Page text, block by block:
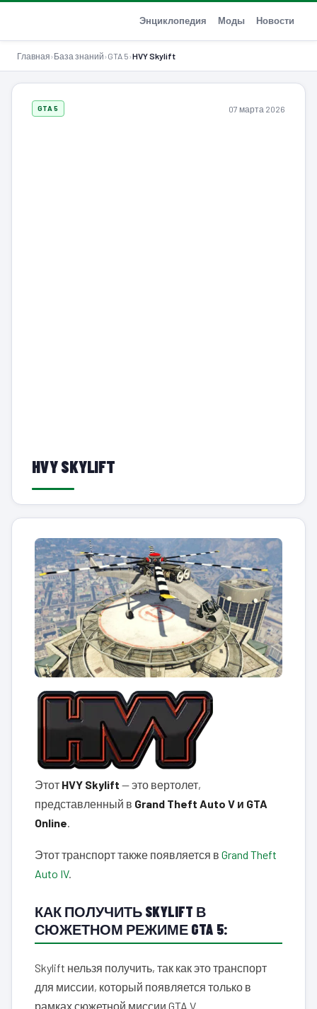
Энциклопедия Моды Новости
Главная›База знаний›GTA 5›HVY Skylift
GTA 5 07 марта 2026
HVY SKYLIFT
Этот HVY Skylift — это вертолет,
представленный в Grand Theft Auto V и GTA
Online.
Этот транспорт также появляется в Grand Theft
Auto IV.
КАК ПОЛУЧИТЬ SKYLIFT В
СЮЖЕТНОМ РЕЖИМЕ GTA 5:
Skylift нельзя получить, так как это транспорт
для миссии, который появляется только в
рамках сюжетной миссии GTA V.